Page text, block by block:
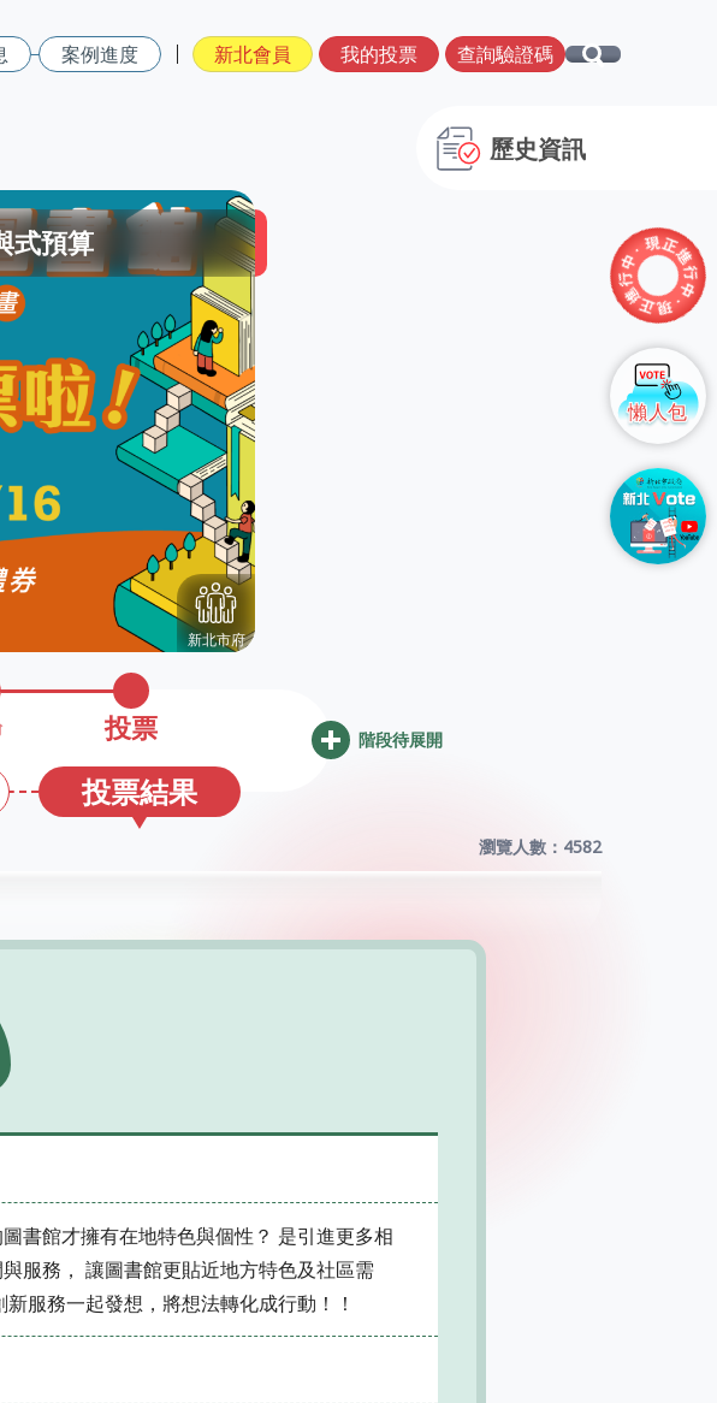
案例進度 新北會員 我的投票 查詢驗證碼
歷史資訊
式預算
投票
投票結果
階段待展開
瀏覽人數： 4582
書館才擁有在地特色與個性？ 是引進更多相
服務， 讓圖書館更貼近地方特色及社區需
服務一起發想，將想法轉化成行動！！